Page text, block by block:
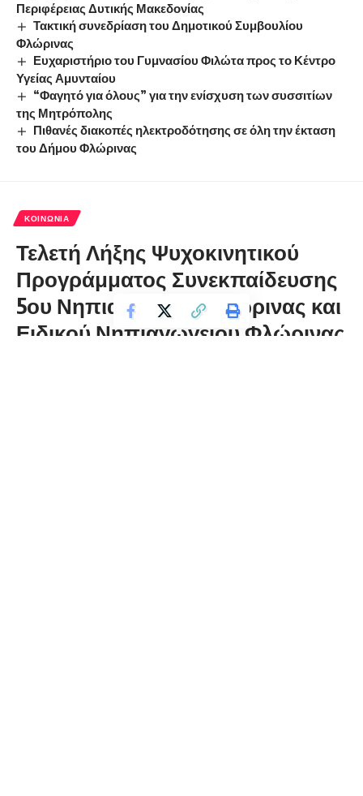
Περιφέρειας Δυτικής Μακεδονίας
Τακτική συνεδρίαση του Δημοτικού Συμβουλίου
Φλώρινας
Ευχαριστήριο του Γυμνασίου Φιλώτα προς το Κέντρο
Υγείας Αμυνταίου
“Φαγητό για όλους” για την ενίσχυση των συσσιτίων
της Μητρόπολης
Πιθανές διακοπές ηλεκτροδότησης σε όλη την έκταση
του Δήμου Φλώρινας
ΚΟΙΝΩΝΊΑ
Τελετή Λήξης Ψυχοκινητικού
Προγράμματος Συνεκπαίδευσης
5ου Νηπιαγωγείου Φλώρινας και
Ειδικού Νηπιαγωγείου Φλώρινας